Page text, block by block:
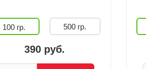
100 гр. 500 гр.
390 руб.